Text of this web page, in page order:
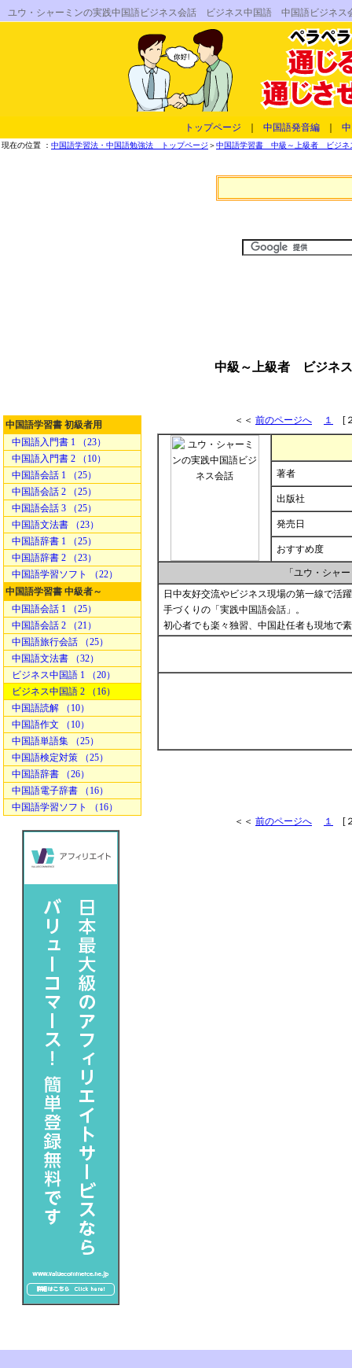
ユウ・シャーミンの実践中国語ビジネス会話 ビジネス中国語 中国語ビジ
トップページ 中国語発音編
現在の位置 ： 中国語学習法・中国語勉強法 トップページ ＞中国語学習書 中級～上級者 ビジネ
中級～上級者 ビジネ
中国語学習書 初級者用
中国語入門書 1 （23）
中国語入門書 2 （10）
中国語会話 1 （25）
中国語会話 2 （25）
中国語会話 3 （25）
中国語文法書 （23）
中国語辞書 1 （25）
中国語辞書 2 （23）
中国語学習ソフト （22）
中国語学習書 中級者～
中国語会話 1 （25）
中国語会話 2 （21）
中国語旅行会話 （25）
中国語文法書 （32）
ビジネス中国語 1 （20）
ビジネス中国語 2 （16）
中国語読解 （10）
中国語作文 （10）
中国語単語集 （25）
中国語検定対策 （25）
中国語辞書 （26）
中国語電子辞書 （16）
中国語学習ソフト （16）
＜＜ 前のページへ １ [
著者
出版社
発売日
おすすめ度
「ユウ・シャ
日中友好交流やビジネス現場の第一線で活
手づくりの「実践中国語会話」。
初心者でも楽々独習、中国赴任者も現地で
＜＜ 前のページへ １ [